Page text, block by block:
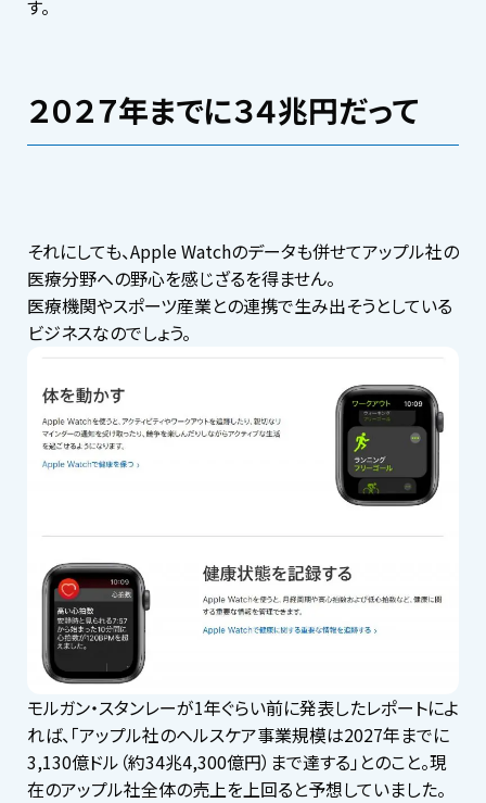
す。
２０２７年までに３４兆円だって
それにしても、Apple Watchのデータも併せてアップル社の
医療分野への野心を感じざるを得ません。
医療機関やスポーツ産業との連携で生み出そうとしている
ビジネスなのでしょう。
モルガン・スタンレーが1年ぐらい前に発表したレポートによ
れば、「アップル社のヘルスケア事業規模は2027年までに
3,130億ドル（約34兆4,300億円）まで達する」とのこと。現
在のアップル社全体の売上を上回ると予想していました。